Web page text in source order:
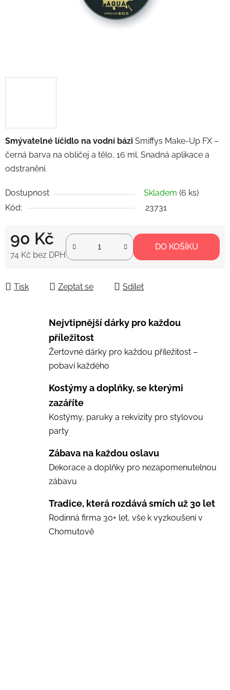
Smývatelné líčidlo na vodní bázi Smiffys Make-Up FX –
černá barva na obličej a tělo, 16 ml. Snadná aplikace a
odstranění.
Dostupnost Skladem (6 ks)
Kód:
23731
90 Kč
74 Kč bez DPH
DO KOŠÍKU
Tisk Zeptat se Sdílet
Nejvtipnější dárky pro každou
příležitost
Žertovné dárky pro každou příležitost –
pobaví každého
Kostýmy a doplňky, se kterými
zazáříte
Kostýmy, paruky a rekvizity pro stylovou
party
Zábava na každou oslavu
Dekorace a doplňky pro nezapomenutelnou
zábavu
Tradice, která rozdává smích už 30 let
Rodinná firma 30+ let, vše k vyzkoušení v
Chomutově